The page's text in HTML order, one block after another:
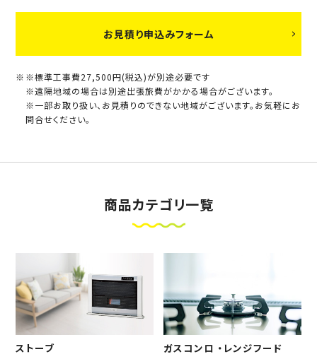
お見積り申込みフォーム
※標準工事費27,500円(税込)が別途必要です
※遠隔地域の場合は別途出張旅費がかかる場合がございます。
※一部お取り扱い、お見積りのできない地域がございます。お気軽にお
問合せください。
商品カテゴリ一覧
ストーブ ガスコンロ ・レンジフード